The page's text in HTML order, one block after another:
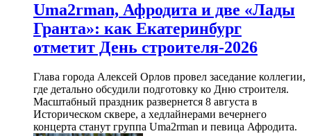
Uma2rman, Афродита и две «Лады
Гранта»: как Екатеринбург
отметит День строителя-2026
Глава города Алексей Орлов провел заседание коллегии,
где детально обсудили подготовку ко Дню строителя.
Масштабный праздник развернется 8 августа в
Историческом сквере, а хедлайнерами вечернего
концерта станут группа Uma2rman и певица Афродита.